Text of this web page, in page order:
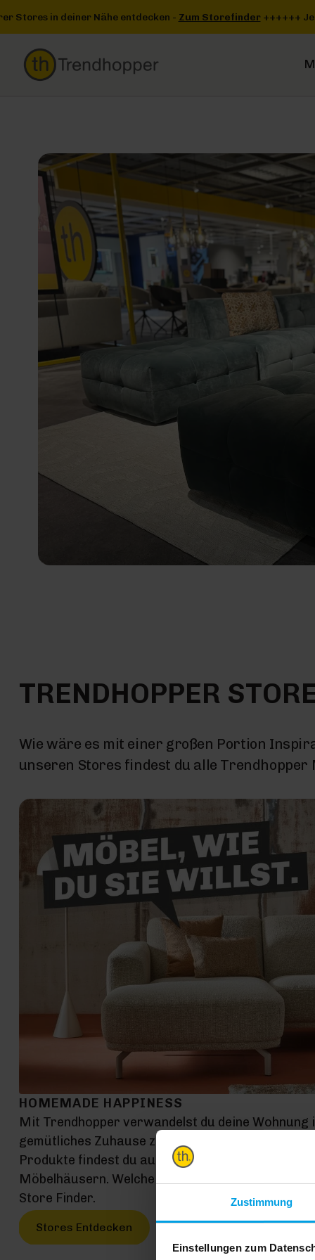
Zustimmung
Einstellungen zum
Storefinder ++++++ Jetzt einen unserer Stores in deiner Nähe
TRENDHOPPER
Wie wäre es mit einer großen Portion
unseren Stores findest du alle Trendhopper
HOMEMADE HAPPINESS
Mit Trendhopper verwandelst du deine Wohnung
gemütliches Zuhause zum Entspannen, Leben und
Produkte findest du auf exklusiven
Möbelhäusern. Welche Möbelhäuser das genau
Store Finder.
Stores Entdecken